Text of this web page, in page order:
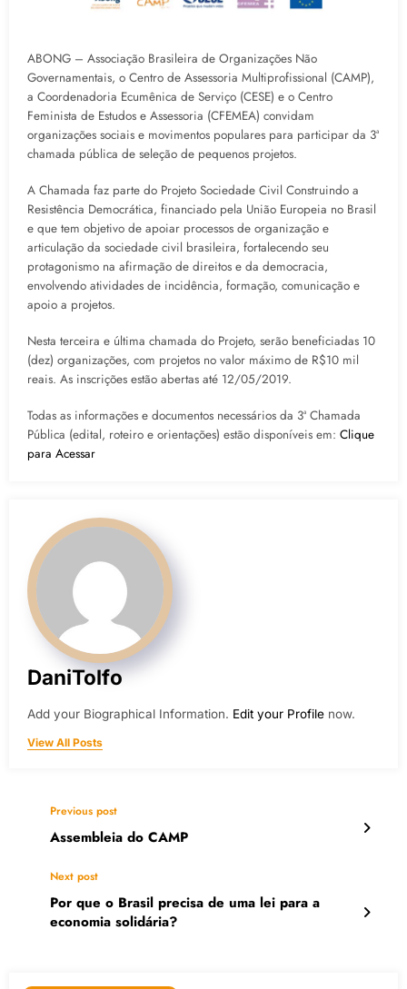
ABONG – Associação Brasileira de Organizações Não
Governamentais, o Centro de Assessoria Multiprofissional (CAMP),
a Coordenadoria Ecumênica de Serviço (CESE) e o Centro
Feminista de Estudos e Assessoria (CFEMEA) convidam
organizações sociais e movimentos populares para participar da 3ª
chamada pública de seleção de pequenos projetos.
A Chamada faz parte do Projeto Sociedade Civil Construindo a
Resistência Democrática, financiado pela União Europeia no Brasil
e que tem objetivo de apoiar processos de organização e
articulação da sociedade civil brasileira, fortalecendo seu
protagonismo na afirmação de direitos e da democracia,
envolvendo atividades de incidência, formação, comunicação e
apoio a projetos.
Nesta terceira e última chamada do Projeto, serão beneficiadas 10
(dez) organizações, com projetos no valor máximo de R$10 mil
reais. As inscrições estão abertas até 12/05/2019.
Todas as informações e documentos necessários da 3ª Chamada
Pública (edital, roteiro e orientações) estão disponíveis em: Clique
para Acessar
DaniTolfo
Add your Biographical Information. Edit your Profile now.
View All Posts
Previous post
Assembleia do CAMP
Next post
Por que o Brasil precisa de uma lei para a
economia solidária?